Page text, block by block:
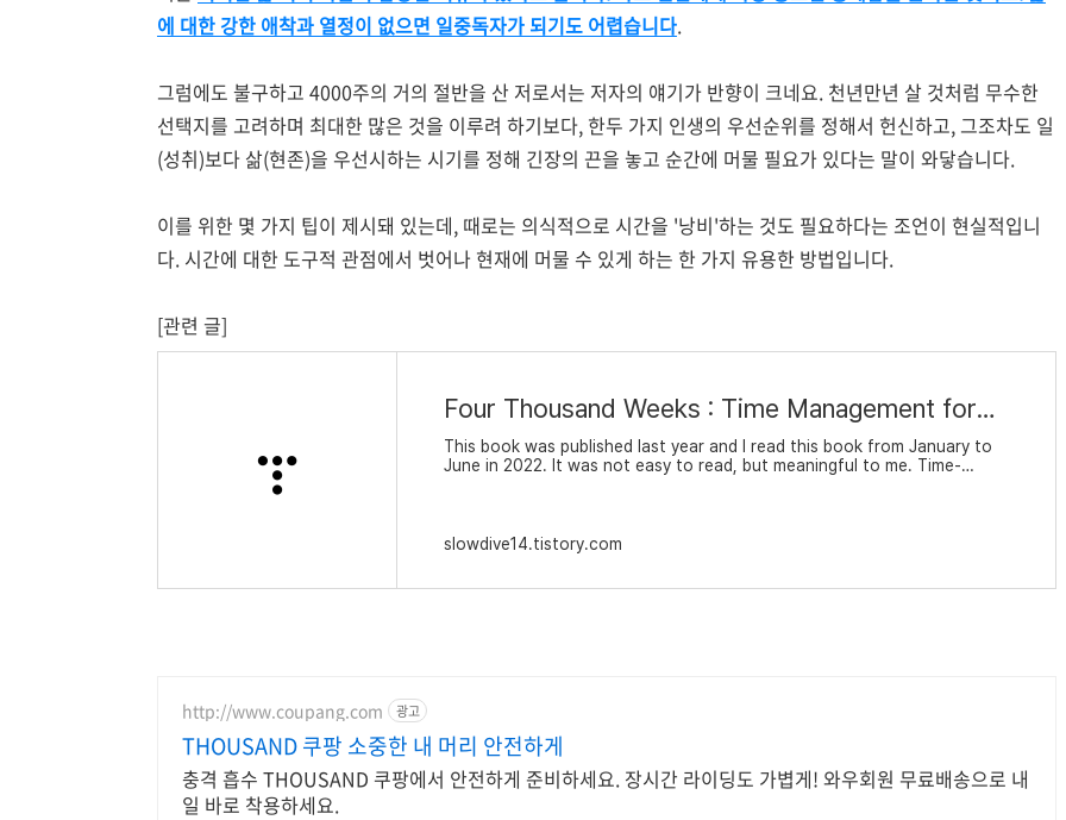
에 대한 강한 애착과 열정이 없으면 일중독자가 되기도 어렵습니다.
그럼에도 불구하고 4000주의 거의 절반을 산 저로서는 저자의 얘기가 반향이 크네요. 천년만년 살 것처럼 무수한
선택지를 고려하며 최대한 많은 것을 이루려 하기보다, 한두 가지 인생의 우선순위를 정해서 헌신하고, 그조차도 일
(성취)보다 삶(현존)을 우선시하는 시기를 정해 긴장의 끈을 놓고 순간에 머물 필요가 있다는 말이 와닿습니다.
이를 위한 몇 가지 팁이 제시돼 있는데, 때로는 의식적으로 시간을 '낭비'하는 것도 필요하다는 조언이 현실적입니
다. 시간에 대한 도구적 관점에서 벗어나 현재에 머물 수 있게 하는 한 가지 유용한 방법입니다.
[관련 글]
Four Thousand Weeks : Time Management for Mortals / Oliver Burkeman
This book was published last year and I read this book from January to
June in 2022. It was not easy to read, but meaningful to me. Time-
slowdive14.tistory.com
http://www.coupang.com 광고
THOUSAND 쿠팡 소중한 내 머리 안전하게
충격 흡수 THOUSAND 쿠팡에서 안전하게 준비하세요. 장시간 라이딩도 가볍게! 와우회원 무료배송으로 내
일 바로 착용하세요.